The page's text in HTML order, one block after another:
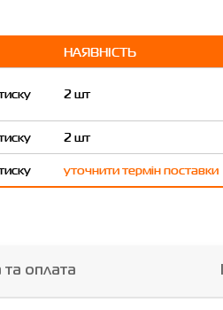
НАЯВНІСТЬ
2 шт
2 шт
уточнити термін поставки
та оплата